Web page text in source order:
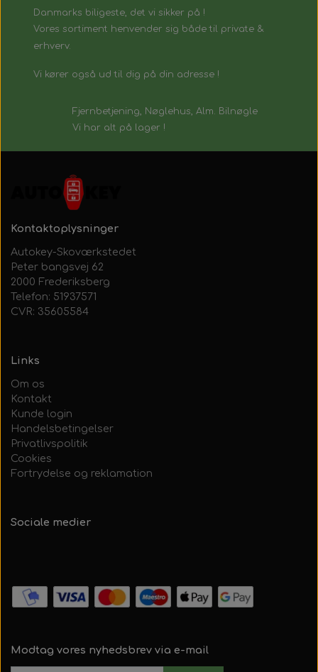
Danmarks biligeste, det vi sikker på !
Vores sortiment henvender sig både til private &
erhverv.
Vi kører også ud til dig på din adresse !
Fjernbetjening, Nøglehus, Alm. Bilnøgle
Vi har alt på lager !
Kontaktoplysninger
Autokey-Skoværkstedet
Peter bangsvej 62
2000 Frederiksberg
Telefon: 51937571
CVR: 35605584
Links
Om os
Kontakt
Kunde login
Handelsbetingelser
Privatlivspolitik
Cookies
Fortrydelse og reklamation
Sociale medier
Modtag vores nyhedsbrev via e-mail